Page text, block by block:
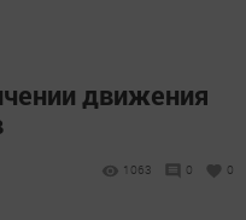
движения
1063 0 0